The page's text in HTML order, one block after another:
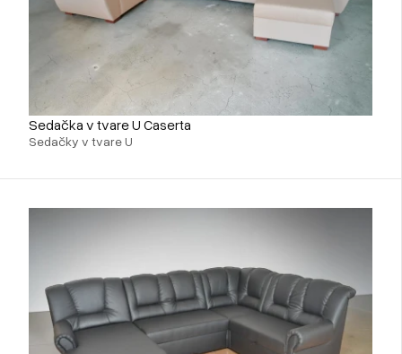
Sedačka v tvare U Caserta
Sedačky v tvare U